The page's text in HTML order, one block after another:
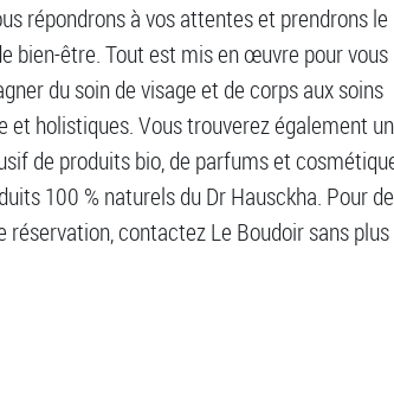
répondrons à vos attentes et prendrons le
bien-être. Tout est mis en œuvre pour vous
du soin de visage et de corps aux soins
holistiques. Vous trouverez également
de produits bio, de parfums et
100 % naturels du Dr Hausckha. Pour
contactez Le Boudoir sans plus